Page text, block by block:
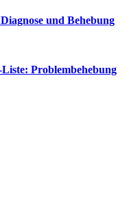
und Behebung
Problembehebung